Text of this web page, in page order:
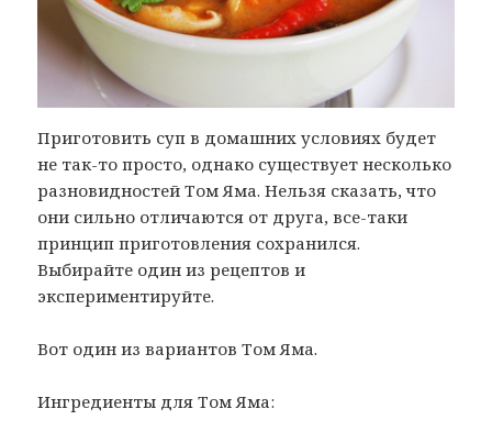
Приготовить суп в домашних условиях будет
не так-то просто, однако существует несколько
разновидностей Том Яма. Нельзя сказать, что
они сильно отличаются от друга, все-таки
принцип приготовления сохранился.
Выбирайте один из рецептов и
экспериментируйте.
Вот один из вариантов Том Яма.
Ингредиенты для Том Яма: